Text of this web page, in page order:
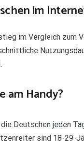
im
im Vergleich zum
am Handy?
Deutschen jeden
sind 18-29-